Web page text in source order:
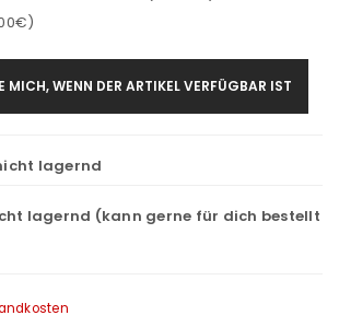
MICH, WENN DER ARTIKEL VERFÜGBAR IST
lagernd
lagernd (kann gerne für dich bestellt